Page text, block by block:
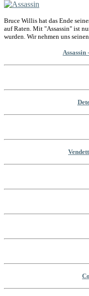
Bruce Willis hat das Ende
auf Raten. Mit "Assassin" ist
wurden. Wir nehmen uns